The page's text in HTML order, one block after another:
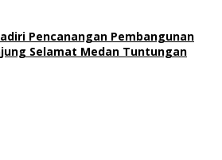
Pencanangan Pembangunan
Selamat Medan Tuntungan